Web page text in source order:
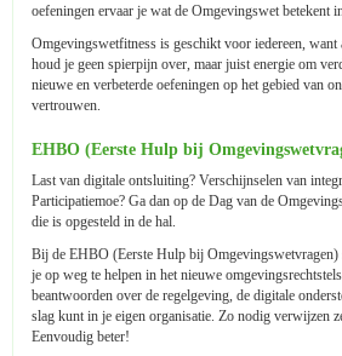
oefeningen ervaar je wat de Omgevingswet betekent
Omgevingswetfitness is geschikt voor iedereen,
houd je geen spierpijn over, maar juist energie om
nieuwe en verbeterde oefeningen op het gebied van
vertrouwen.
EHBO (Eerste Hulp bij
Last van digitale ontsluiting? Verschijnselen van
Participatiemoe? Ga dan op de Dag van de
die is opgesteld in de hal.
Bij de EHBO (Eerste Hulp bij Omgevingswetvragen)
je op weg te helpen in het nieuwe
beantwoorden over de regelgeving, de digitale
slag kunt in je eigen organisatie. Zo nodig verwijzen
Eenvoudig beter!